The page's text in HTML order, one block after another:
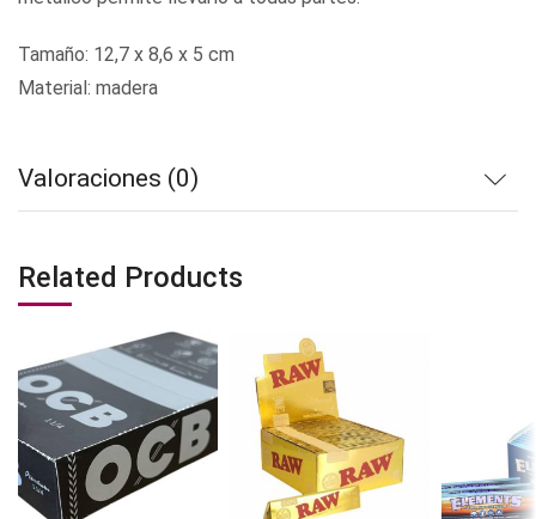
Tamaño: 12,7 x 8,6 x 5 cm
Material: madera
Valoraciones (0)
Related Products